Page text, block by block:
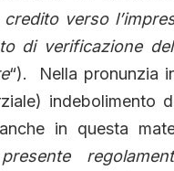
verso
di verificazione
“). Nella pronunzia
indebolimento
in questa